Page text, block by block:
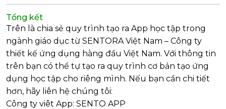
Tổng kết
Trên là chia sẻ quy trình tạo ra App học tập trong
ngành giáo dục từ SENTORA Việt Nam – Công ty
thiết kế ứng dụng hàng đầu Việt Nam. Với thông tin
trên bạn có thể tự tạo ra quy trình cơ bản tạo ứng
dụng học tập cho riêng mình. Nếu bạn cần chi tiết
hơn, hãy liên hệ chúng tôi:
Công ty viêt App: SENTO APP